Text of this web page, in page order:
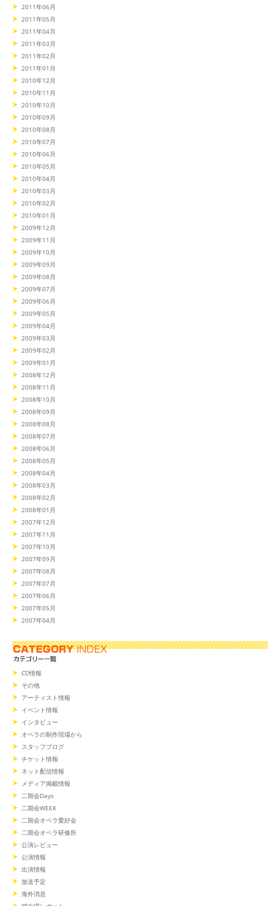
2011年06月
2011年05月
2011年04月
2011年03月
2011年02月
2011年01月
2010年12月
2010年11月
2010年10月
2010年09月
2010年08月
2010年07月
2010年06月
2010年05月
2010年04月
2010年03月
2010年02月
2010年01月
2009年12月
2009年11月
2009年10月
2009年09月
2009年08月
2009年07月
2009年06月
2009年05月
2009年04月
2009年03月
2009年02月
2009年01月
2008年12月
2008年11月
2008年10月
2008年09月
2008年08月
2008年07月
2008年06月
2008年05月
2008年04月
2008年03月
2008年02月
2008年01月
2007年12月
2007年11月
2007年10月
2007年09月
2007年08月
2007年07月
2007年06月
2007年05月
2007年04月
CD情報
その他
アーティスト情報
イベント情報
インタビュー
オペラの制作現場から
スタッフブログ
チケット情報
ネット配信情報
メディア掲載情報
二期会Days
二期会WEEK
二期会オペラ愛好会
二期会オペラ研修所
公演レビュー
公演情報
出演情報
放送予定
海外消息